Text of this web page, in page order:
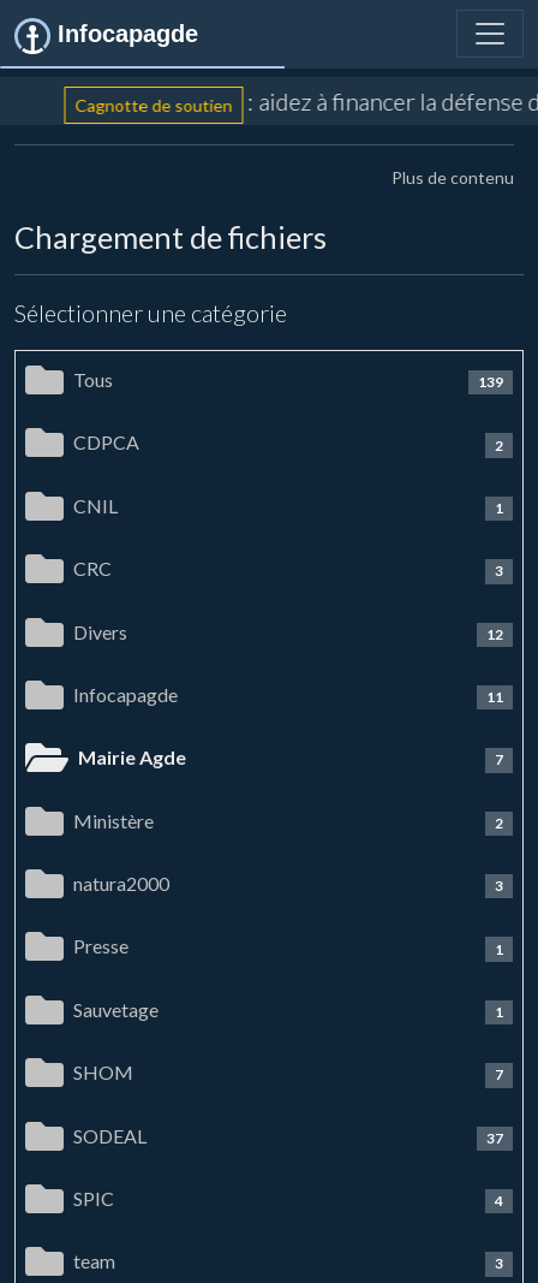
Infocapagde
Cagnotte de soutien : aidez à financer la
Plus de contenu
Chargement de fichiers
Sélectionner une catégorie
Tous 139
CDPCA 2
CNIL 1
CRC 3
Divers 12
Infocapagde 11
Mairie Agde 7
Ministère 2
natura2000 3
Presse 1
Sauvetage 1
SHOM 7
SODEAL 37
SPIC 4
team 3